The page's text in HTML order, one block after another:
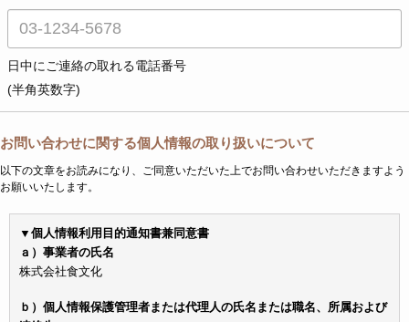
日中にご連絡の取れる電話番号
(半角英数字)
お問い合わせに関する個人情報の取り扱いについて
以下の文章をお読みになり、ご同意いただいた上でお問い合わせいただきますよう
お願いいたします。
▼個人情報利用目的通知書兼同意書
ａ）事業者の氏名
株式会社食文化
ｂ）個人情報保護管理者または代理人の氏名または職名、所属および